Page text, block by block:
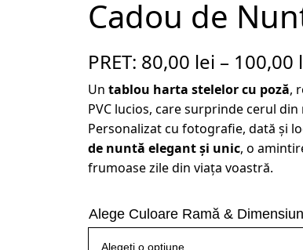
Cadou de
PRET: 80,00 lei – 100,00
Un tablou harta stelelor cu poză,
PVC lucios, care surprinde cerul
Personalizat cu fotografie, dată și
de nuntă elegant și unic, o
frumoase zile din viața voastră.
Alege Culoare Ramă &